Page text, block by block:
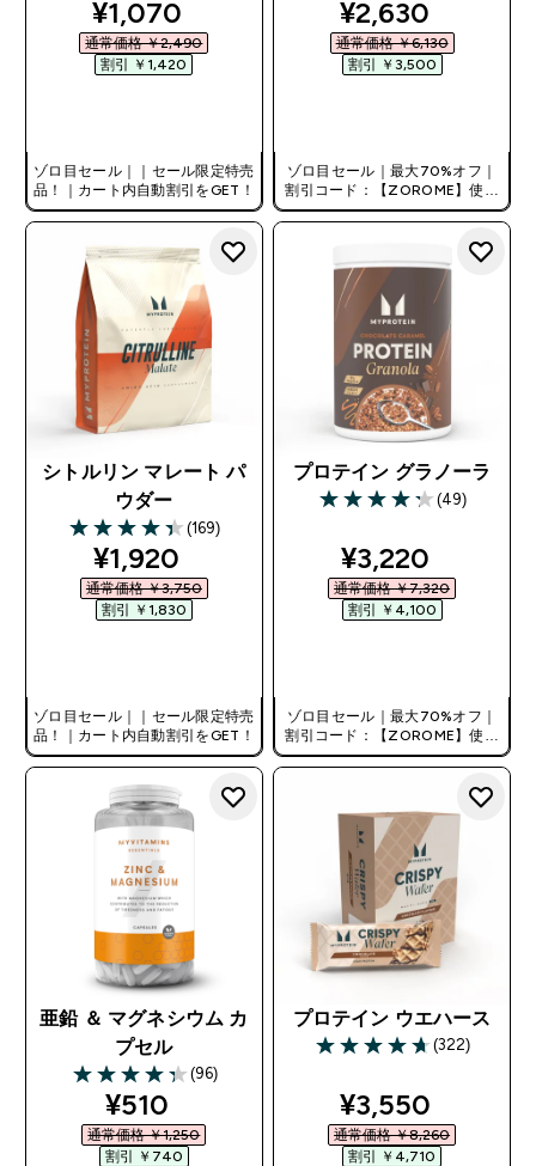
discounted price
¥1,070‎
通常価格 ￥2,490‎
割引 ￥1,420‎
ゾロ目セール｜｜セール限定特売
品！｜カート内自動割引をGET！
discounted
¥2,630‎
通常価格 ￥6,130‎
割引 ￥3,500‎
ゾロ目セール｜最大70%オフ｜
割引コード：【ZOROME】使用
で追加10%オフ！
シトルリン マレート パ
ウダー
4.38 out of 5 stars
(169)
discounted price
¥1,920‎
通常価格 ￥3,750‎
割引 ￥1,830‎
ゾロ目セール｜｜セール限定特売
品！｜カート内自動割引をGET！
プロテイン グラノーラ
4.22 out of 5 stars
(49)
discounted
¥3,220‎
通常価格 ￥7,320‎
割引 ￥4,100‎
ゾロ目セール｜最大70%オフ｜
割引コード：【ZOROME】使用
で追加10%オフ！
亜鉛 ＆ マグネシウム カ
プセル
4.34 out of 5 stars
(96)
discounted price
¥510‎
通常価格 ￥1,250‎
割引 ￥740‎
プロテイン ウエハース
4.69 out of 5 stars
(322)
discounted
¥3,550‎
通常価格 ￥8,260‎
割引 ￥4,710‎